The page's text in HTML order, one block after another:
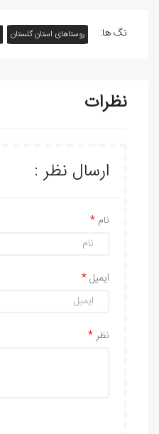
تگ ها: روستاهای استان گلستان
نظرات
ارسال نظر :
نام
ایمیل
نظر